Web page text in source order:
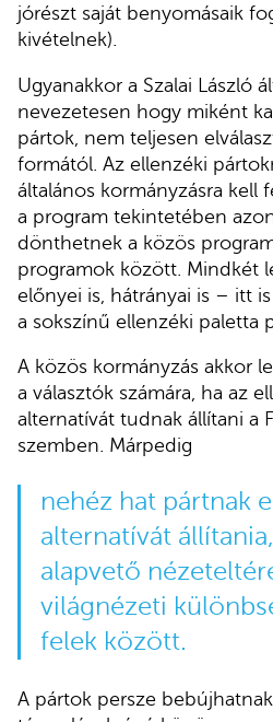
jórészt saját benyomásaik
kivételnek).
Ugyanakkor a Szalai László
nevezetesen hogy miként
pártok, nem teljesen
formától. Az ellenzéki
általános kormányzásra kell
a program tekintetében
dönthetnek a közös
programok között. Mindkét
előnyei is, hátrányai is – itt
a sokszínű ellenzéki paletta
A közös kormányzás akkor
a választók számára, ha az
alternatívát tudnak állítani a
szemben. Márpedig
nehéz hat pártnak
alternatívát
alapvető
világnézeti
felek között.
A pártok persze